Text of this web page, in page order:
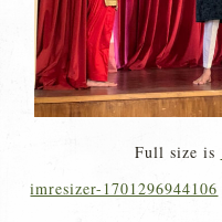
Full size is
imresizer-1701296944106